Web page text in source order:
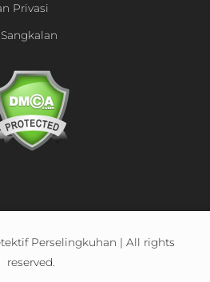
Privasi
Perselingkuhan | All rights
reserved.